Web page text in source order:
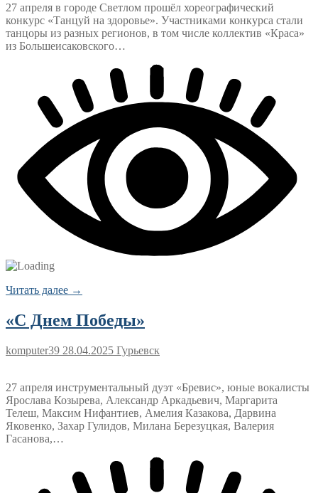
27 апреля в городе Светлом прошёл хореографический
конкурс «Танцуй на здоровье». Участниками конкурса стали
танцоры из разных регионов, в том числе коллектив «Краса»
из Большеисаковского…
Читать далее →
«С Днем Победы»
komputer39 28.04.2025 Гурьевск
27 апреля инструментальный дуэт «Бревис», юные вокалисты
Ярослава Козырева, Александр Аркадьевич, Маргарита
Телеш, Максим Нифантиев, Амелия Казакова, Дарвина
Яковенко, Захар Гулидов, Милана Березуцкая, Валерия
Гасанова,…